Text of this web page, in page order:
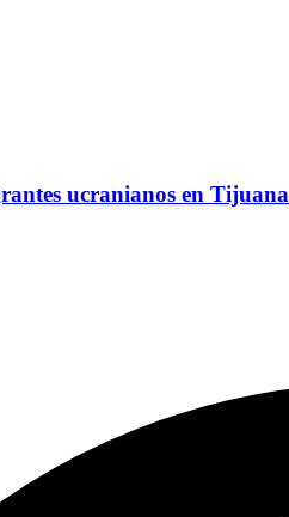
ucranianos en Tijuana